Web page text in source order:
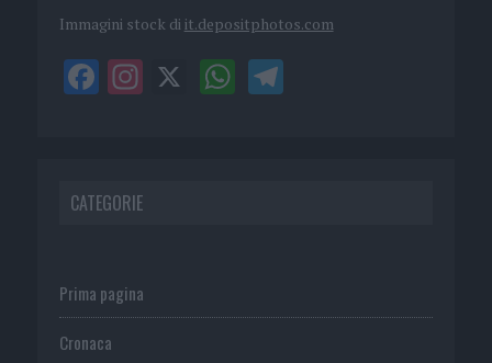
Immagini stock di it.depositphotos.com
CATEGORIE
Prima pagina
Cronaca